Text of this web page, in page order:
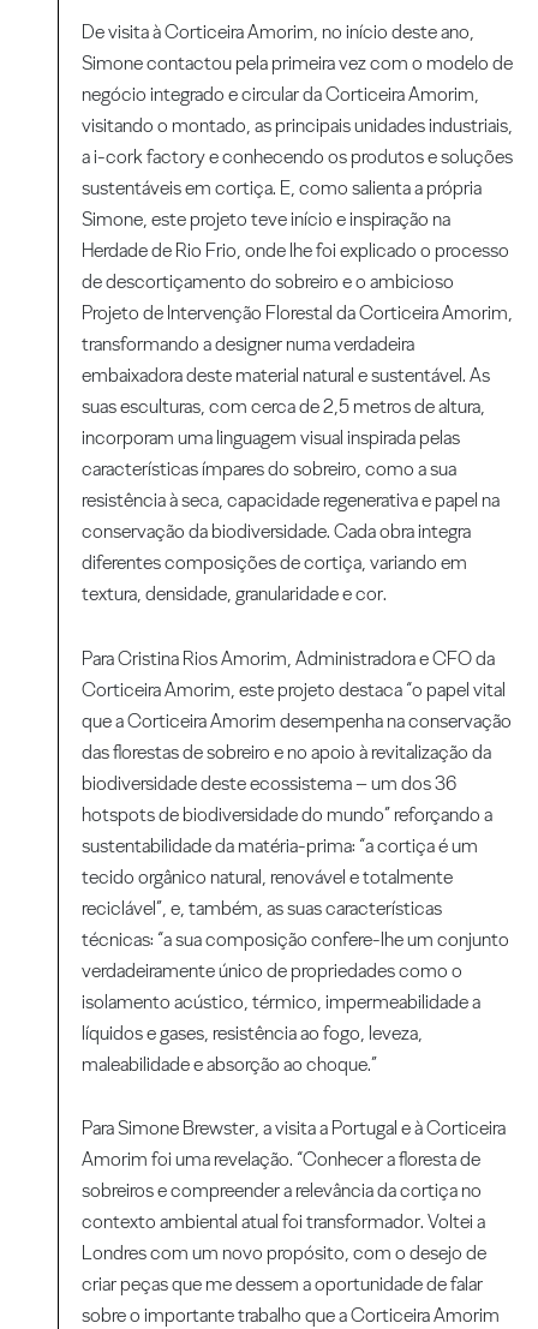
De visita à Corticeira Amorim, no início deste ano,
Simone contactou pela primeira vez com o modelo de
negócio integrado e circular da Corticeira Amorim,
visitando o montado, as principais unidades industriais,
a i-cork factory e conhecendo os produtos e soluções
sustentáveis em cortiça. E, como salienta a própria
Simone, este projeto teve início e inspiração na
Herdade de Rio Frio, onde lhe foi explicado o processo
de descortiçamento do sobreiro e o ambicioso
Projeto de Intervenção Florestal da Corticeira Amorim,
transformando a designer numa verdadeira
embaixadora deste material natural e sustentável. As
suas esculturas, com cerca de 2,5 metros de altura,
incorporam uma linguagem visual inspirada pelas
características ímpares do sobreiro, como a sua
resistência à seca, capacidade regenerativa e papel na
conservação da biodiversidade. Cada obra integra
diferentes composições de cortiça, variando em
textura, densidade, granularidade e cor.
Para Cristina Rios Amorim, Administradora e CFO da
Corticeira Amorim, este projeto destaca “o papel vital
que a Corticeira Amorim desempenha na conservação
das florestas de sobreiro e no apoio à revitalização da
biodiversidade deste ecossistema – um dos 36
hotspots de biodiversidade do mundo” reforçando a
sustentabilidade da matéria-prima: “a cortiça é um
tecido orgânico natural, renovável e totalmente
reciclável”, e, também, as suas características
técnicas: “a sua composição confere-lhe um conjunto
verdadeiramente único de propriedades como o
isolamento acústico, térmico, impermeabilidade a
líquidos e gases, resistência ao fogo, leveza,
maleabilidade e absorção ao choque.”
Para Simone Brewster, a visita a Portugal e à Corticeira
Amorim foi uma revelação. “Conhecer a floresta de
sobreiros e compreender a relevância da cortiça no
contexto ambiental atual foi transformador. Voltei a
Londres com um novo propósito, com o desejo de
criar peças que me dessem a oportunidade de falar
sobre o importante trabalho que a Corticeira Amorim